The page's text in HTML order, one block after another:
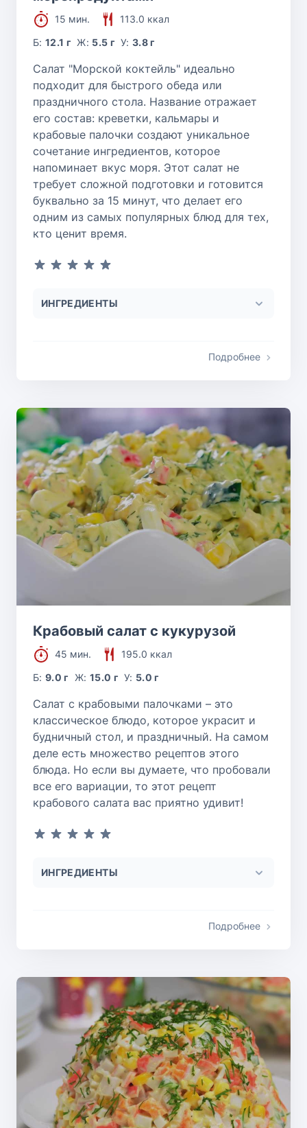
15 мин.
113.0 ккал
Б:12.1 г Ж: 5.5 г У:3.8 г
Салат "Морской коктейль" идеально
подходит для быстрого обеда или
праздничного стола. Название отражает
его состав: креветки, кальмары и
крабовые палочки создают уникальное
сочетание ингредиентов, которое
напоминает вкус моря. Этот салат не
требует сложной подготовки и готовится
буквально за 15 минут, что делает его
одним из самых популярных блюд для тех,
кто ценит время.
ИНГРЕДИЕНТЫ
Подробнее
Крабовый салат с кукурузой
45 мин.
195.0 ккал
Б:9.0 г Ж: 15.0 г У: 5.0 г
Салат с крабовыми палочками – это
классическое блюдо, которое украсит и
будничный стол, и праздничный. На самом
деле есть множество рецептов этого
блюда. Но если вы думаете, что пробовали
все его вариации, то этот рецепт
крабового салата вас приятно удивит!
ИНГРЕДИЕНТЫ
Подробнее